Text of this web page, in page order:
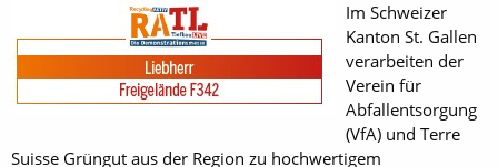
Im Schweizer
Kanton St. Gallen
verarbeiten der
Verein für
Abfallentsorgung
(VfA) und ­Terre
Suisse Grüngut aus der Region zu hochwertigem